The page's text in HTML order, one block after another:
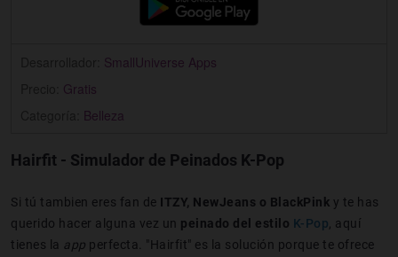
SmallUniverse Apps
Gratis
Belleza
Hairfit - Simulador de Peinados K-Pop
Si tú tambien eres fan de ITZY, NewJeans o BlackPink y te has
querido hacer alguna vez un peinado del estilo K-Pop , aquí
tienes la app perfecta. "Hairfit" es la solución porque te ofrece